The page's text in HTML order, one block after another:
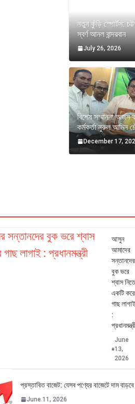
নতুন কুঁড়ি স্পোর্টস:
স্বর্ণ আনল বান্দরবান
July 26, 2026
বিশেষ সম্মাননা
কর্মকর্তা নুরুল আমিন
December 17,
আসুন
আমাদের
সন্তানদের
বুক ভরে
শ্বাস নিতে
একটি করে
গাছ লাগাই
:
June
13,
2026
প্রস্তাবিত বাজেট: যেসব পণ্যের বাজেটে দাম বাড়বে
June 11, 2026